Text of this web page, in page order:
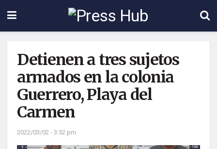
Detienen a tres sujetos
armados en la colonia
Guerrero, Playa del
Carmen
2022/03/02 - 3:52 pm